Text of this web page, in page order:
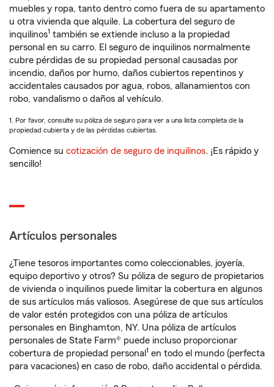
muebles y ropa, tanto dentro como fuera de su apartamento
u otra vivienda que alquile. La cobertura del seguro de
inquilinos1 también se extiende incluso a la propiedad
personal en su carro. El seguro de inquilinos normalmente
cubre pérdidas de su propiedad personal causadas por
incendio, daños por humo, daños cubiertos repentinos y
accidentales causados por agua, robos, allanamientos con
robo, vandalismo o daños al vehículo.
1. Por favor, consulte su póliza de seguro para ver a una lista completa de la
propiedad cubierta y de las pérdidas cubiertas.
Comience su cotización de seguro de inquilinos. ¡Es rápido y
sencillo!
Artículos personales
¿Tiene tesoros importantes como coleccionables, joyería,
equipo deportivo y otros? Su póliza de seguro de propietarios
de vivienda o inquilinos puede limitar la cobertura en algunos
de sus artículos más valiosos. Asegúrese de que sus artículos
de valor estén protegidos con una póliza de artículos
personales en Binghamton, NY. Una póliza de artículos
personales de State Farm® puede incluso proporcionar
cobertura de propiedad personal 1 en todo el mundo (perfecta
para vacaciones) en caso de robo, daño accidental o pérdida.